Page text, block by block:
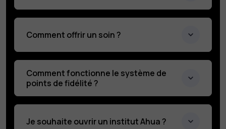
Comment offrir un soin ?
Comment fonctionne le système de
points de fidélité ?
Je souhaite ouvrir un institut Ahua ?